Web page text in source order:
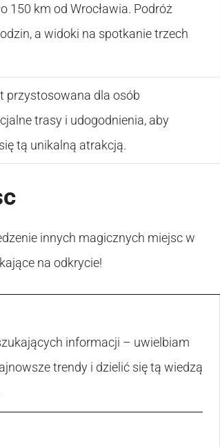
150 km od Wrocławia. Podróż
a widoki na spotkanie trzech
przystosowana dla osób
trasy i udogodnienia, aby
tą unikalną atrakcją.
innych magicznych miejsc w
na odkrycie!
informacji – uwielbiam
trendy i dzielić się tą wiedzą